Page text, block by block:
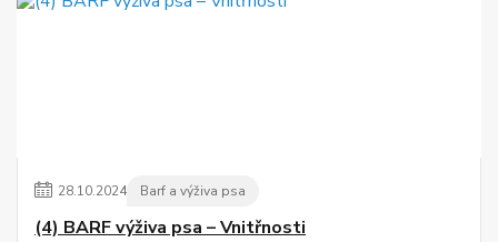
28.10.2024 Barf a výživa psa
(4) BARF výživa psa – Vnitřnosti